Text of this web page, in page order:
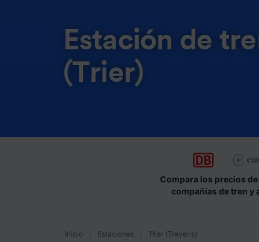
Estación de
(Trier)
Compara los precios
compañías de tren y
Inicio Estaciones Trier (Tréveris)